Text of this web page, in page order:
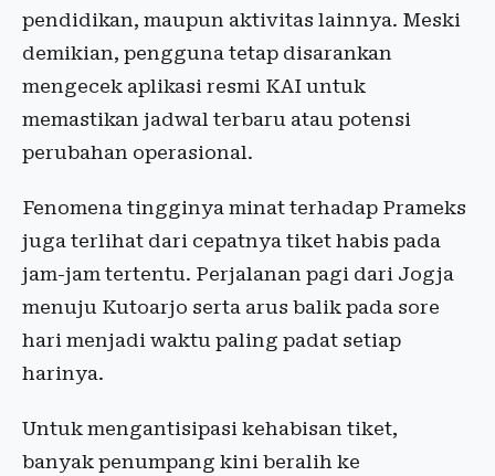
pendidikan, maupun aktivitas lainnya. Meski
demikian, pengguna tetap disarankan
mengecek aplikasi resmi KAI untuk
memastikan jadwal terbaru atau potensi
perubahan operasional.
Fenomena tingginya minat terhadap Prameks
juga terlihat dari cepatnya tiket habis pada
jam-jam tertentu. Perjalanan pagi dari Jogja
menuju Kutoarjo serta arus balik pada sore
hari menjadi waktu paling padat setiap
harinya.
Untuk mengantisipasi kehabisan tiket,
banyak penumpang kini beralih ke